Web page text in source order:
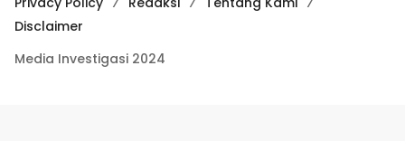
Disclaimer
Media Investigasi 2024